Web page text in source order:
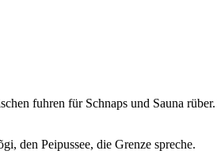
fuhren für Schnaps und Sauna
den Peipussee, die Grenze spreche.